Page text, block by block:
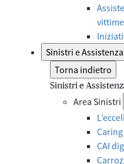
Sinistri e Assistenza
Torna indietro
Sinistri e
Area Sinistri
CAI